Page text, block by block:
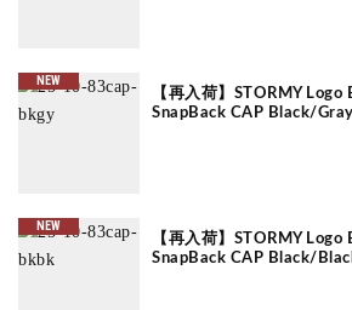
NEW
【再入荷】STORMY
SnapBack CAP Black/Gray
NEW
【再入荷】STORMY
SnapBack CAP Black/